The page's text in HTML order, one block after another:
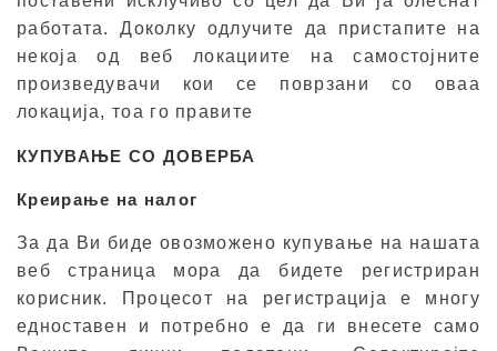
работата. Доколку одлучите да пристапите на
некоја од веб локациите на самостојните
произведувачи кои се поврзани со оваа
локација, тоа го правите
КУПУВАЊЕ СО ДОВЕРБА
Креирање на налог
За да Ви биде овозможено купување на нашата
веб страница мора да бидете регистриран
корисник. Процесот на регистрација е многу
едноставен и потребно е да ги внесете само